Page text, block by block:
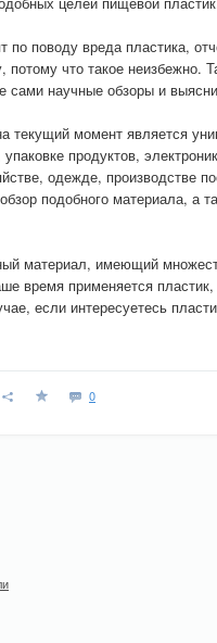
по поводу вреда пластика,
что такое неизбежно.
сами научные обзоры и
текущий момент является
продуктов,
одежде, производстве
подобного материала, а
материал, имеющий
время применяется
если интересуетесь
0